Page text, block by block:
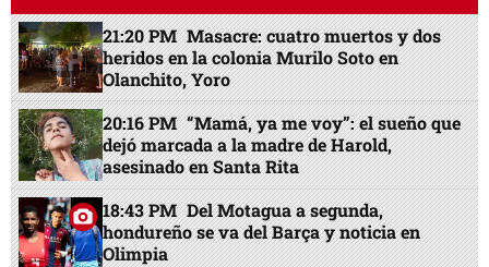
21:20 PM Masacre: cuatro muertos y dos
heridos en la colonia Murilo Soto en
Olanchito, Yoro
20:16 PM “Mamá, ya me voy”: el sueño que
dejó marcada a la madre de Harold,
asesinado en Santa Rita
18:43 PM Del Motagua a segunda,
hondureño se va del Barça y noticia en
Olimpia